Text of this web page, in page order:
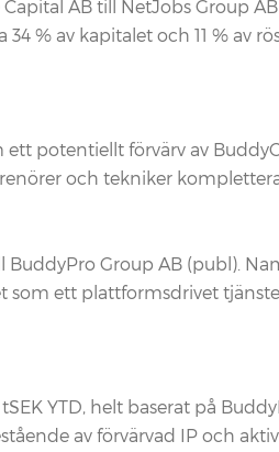
AB till NetJobs Group
% av kapitalet och 11 % av
potentiellt förvärv av
och tekniker
BuddyPro Group AB (publ).
ett plattformsdrivet
YTD, helt baserat på
av förvärvad IP och